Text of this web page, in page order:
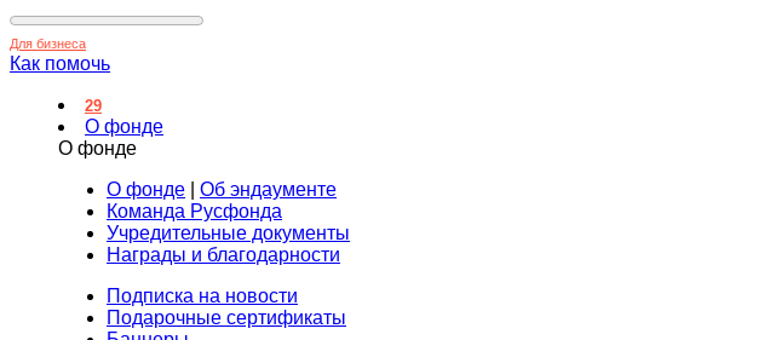
Для бизнеса
Как помочь
29
О фонде
О фонде
О фонде
Об эндаументе
Команда Русфонда
Учредительные документы
Награды и благодарности
Подписка на новости
Подарочные сертификаты